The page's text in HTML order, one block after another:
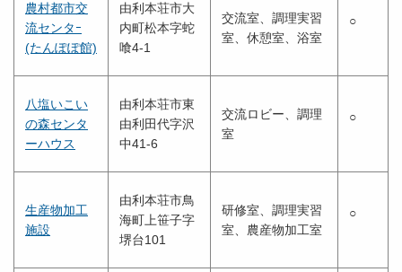
農村都市交
流センタｰ
(たんぽぽ館)
由利本荘市大
内町松本字蛇
喰4-1
交流室、調理実習
室、休憩室、浴室
○
八塩いこい
の森センタ
ーハウス
由利本荘市東
由利田代字沢
中41-6
交流ロビー、調理
室
○
生産物加工
施設
由利本荘市鳥
海町上笹子字
堺台101
研修室、調理実習
室、農産物加工室
○